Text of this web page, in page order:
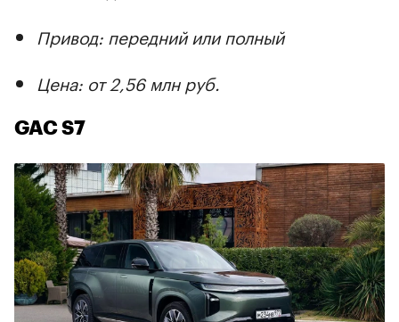
Привод: передний или полный
Цена: от 2,56 млн руб.
GAC S7